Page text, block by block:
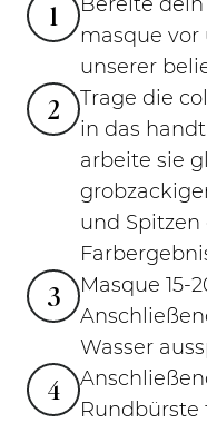
1
masque
unserer
2
Trage die
in das
arbeite sie
und
3
Masque 15-
Wasser
4
Rundbürste